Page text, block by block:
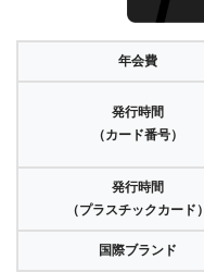
年会費
発行時間
（カード番号）
発行時間
（プラスチックカード）
国際ブランド